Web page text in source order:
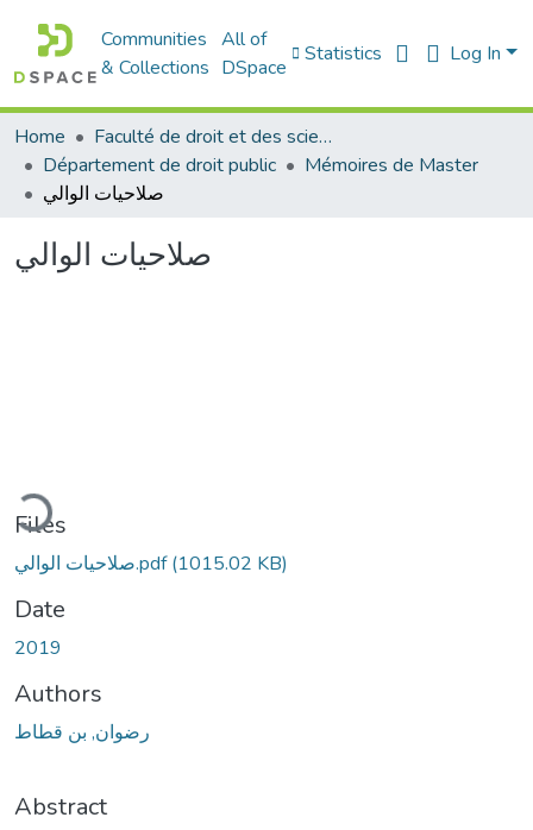
Communities
& Collections
All of
DSpace
Statistics Log In
Home
Faculté de droit et des sciences politiques
Département de droit public
Mémoires de Master
صلاحيات الوالي
صلاحيات الوالي
Files
صلاحيات الوالي.pdf(1015.02 KB)
Date
2019
Authors
رضوان, بن قطاط
Abstract